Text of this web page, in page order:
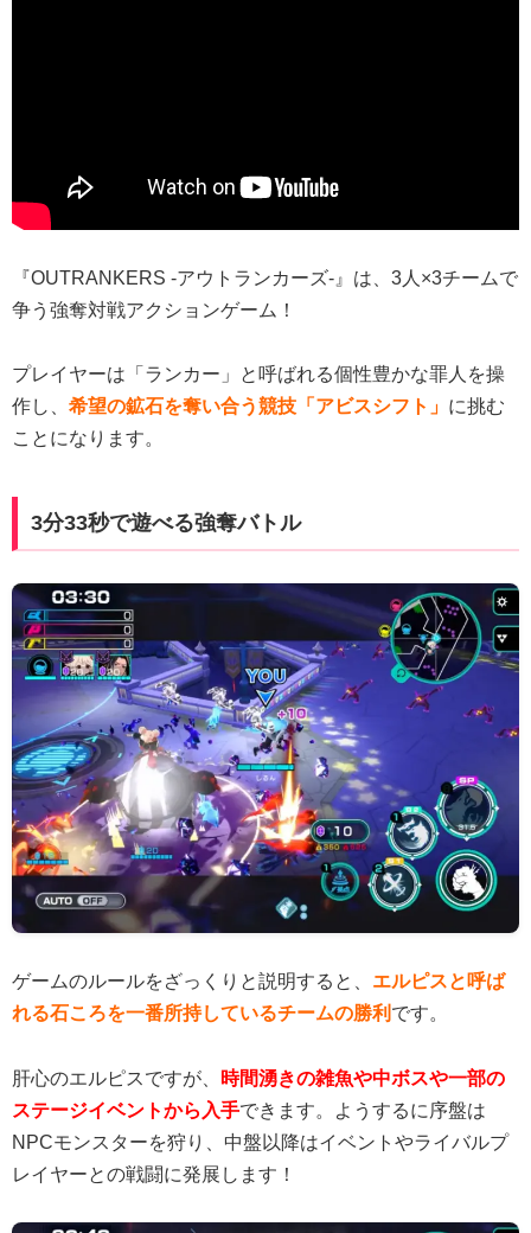
『OUTRANKERS -アウトランカーズ-』は、3人×3チームで
争う強奪対戦アクションゲーム！
プレイヤーは「ランカー」と呼ばれる個性豊かな罪人を操
作し、 希望の鉱石を奪い合う競技「アビスシフト」 に挑む
ことになります。
3分33秒で遊べる強奪バトル
ゲームのルールをざっくりと説明すると、 エルピスと呼ば
れる石ころを一番所持しているチームの勝利 です。
肝心のエルピスですが、
時間湧きの雑魚や中ボスや一部の
ステージイベントから入手できます。ようするに序盤は
NPCモンスターを狩り、中盤以降はイベントやライバルプ
レイヤーとの戦闘に発展します！